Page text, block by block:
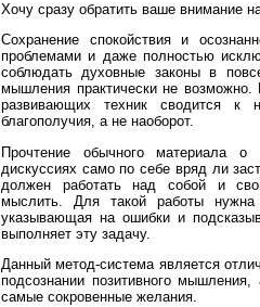
Хочу сразу обратить ваше внимание
Сохранение спокойствия и
проблемами и даже полностью
соблюдать духовные законы в
мышления практически не
развивающих техник сводится к
благополучия, а не наоборот.
Прочтение обычного материала
дискуссиях само по себе вряд ли
должен работать над собой и
мыслить. Для такой работы нужна
указывающая на ошибки и
выполняет эту задачу.
Данный метод-система является
подсознании позитивного
самые сокровенные желания.